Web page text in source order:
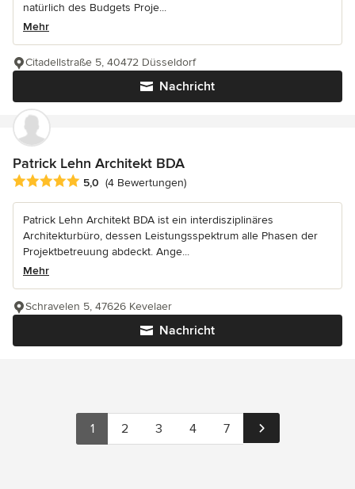
natürlich des Budgets Proje...
Mehr
Nachricht
Citadellstraße 5, 40472 Düsseldorf
Patrick Lehn Architekt BDA
Durchschnittliche Bewertung: 5 von 5 Sternen
5,0 (4 Bewertungen)
Patrick Lehn Architekt BDA ist ein interdisziplinäres
Architekturbüro, dessen Leistungsspektrum alle Phasen der
Projektbetreuung abdeckt. Ange...
Mehr
Nachricht
Schravelen 5, 47626 Kevelaer
1 2 3 4 7